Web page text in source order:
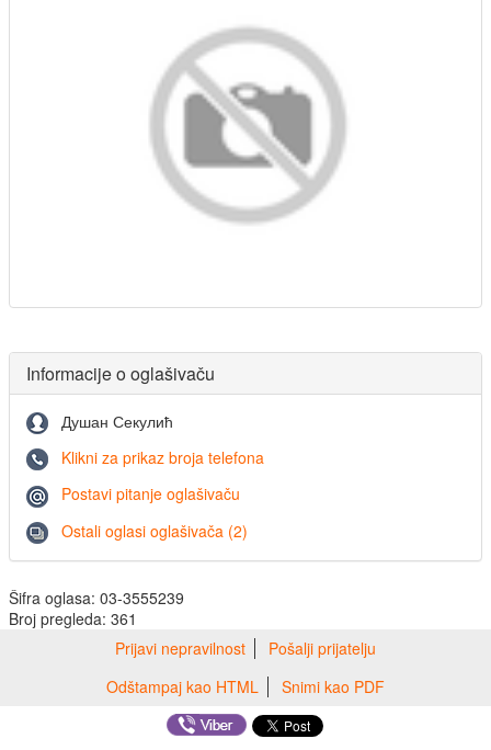
Informacije o oglašivaču
Душан Секулић
Klikni za prikaz broja telefona
Postavi pitanje oglašivaču
Ostali oglasi oglašivača (2)
Šifra oglasa: 03-3555239
Broj pregleda: 361
Prijavi nepravilnost
Pošalji prijatelju
Odštampaj kao HTML
Snimi kao PDF